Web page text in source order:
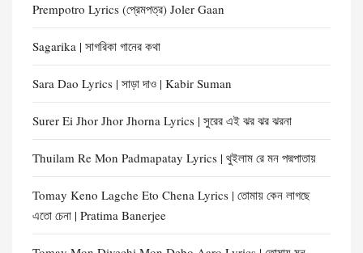
Prempotro Lyrics (প্রেমপত্র) Joler Gaan
Sagarika | সাগরিকা গানের কথা
Sara Dao Lyrics | সাড়া দাও | Kabir Suman
Surer Ei Jhor Jhor Jhorna Lyrics | সুরের এই ঝর ঝর ঝরনা
Thuilam Re Mon Padmapatay Lyrics | থুইলাম রে মন পদ্মপাতায়
Tomay Keno Lagche Eto Chena Lyrics | তোমায় কেন লাগছে
এতো চেনা | Pratima Banerjee